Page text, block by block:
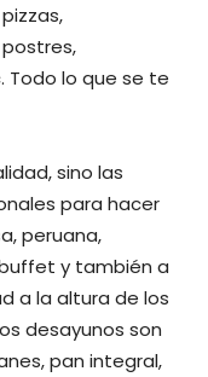
Todo lo que se te
sino las
para hacer
peruana,
y también a
a la altura de los
desayunos son
pan integral,